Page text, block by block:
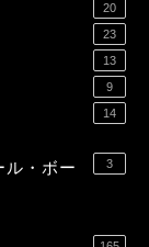
20
23
13
9
14
ル・ボー
3